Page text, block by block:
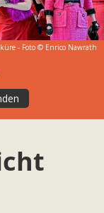
- Foto © Enrico Nawrath